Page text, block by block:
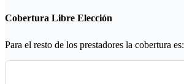
Cobertura Libre Elección
Para el resto de los prestadores la cobertura es: